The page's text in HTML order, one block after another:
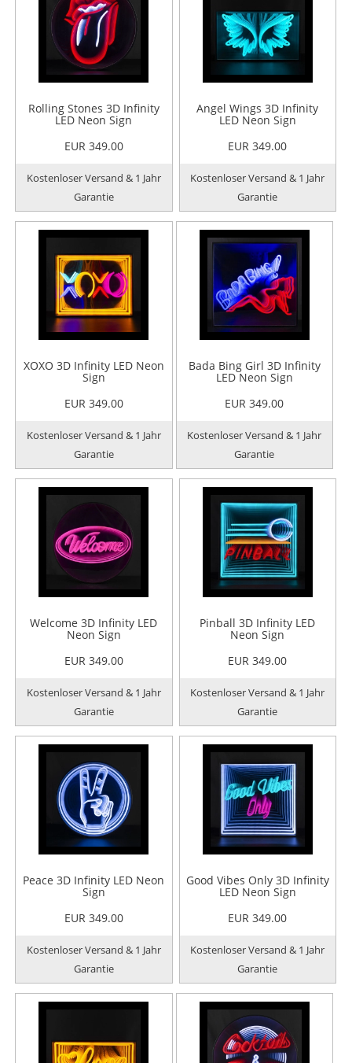
Rolling Stones 3D Infinity
LED Neon Sign
EUR 349.00
Kostenloser Versand & 1 Jahr
Garantie
Angel Wings 3D Infinity
LED Neon Sign
EUR 349.00
Kostenloser Versand & 1 Jahr
Garantie
XOXO 3D Infinity LED Neon
Sign
EUR 349.00
Kostenloser Versand & 1 Jahr
Garantie
Bada Bing Girl 3D Infinity
LED Neon Sign
EUR 349.00
Kostenloser Versand & 1 Jahr
Garantie
Welcome 3D Infinity LED
Neon Sign
EUR 349.00
Kostenloser Versand & 1 Jahr
Garantie
Pinball 3D Infinity LED
Neon Sign
EUR 349.00
Kostenloser Versand & 1 Jahr
Garantie
Peace 3D Infinity LED Neon
Sign
EUR 349.00
Kostenloser Versand & 1 Jahr
Garantie
Good Vibes Only 3D Infinity
LED Neon Sign
EUR 349.00
Kostenloser Versand & 1 Jahr
Garantie